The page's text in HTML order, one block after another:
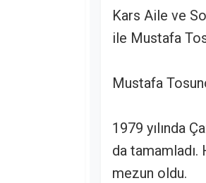
Kars Aile ve
ile Mustafa
Mustafa
1979 yılında
da
mezun oldu.